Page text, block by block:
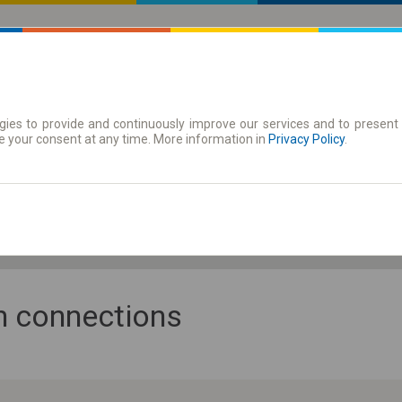
| Tickets Season tickets
connections
to provide and continuously improve our services and to
your consent at any time. More information in Privacy Policy.